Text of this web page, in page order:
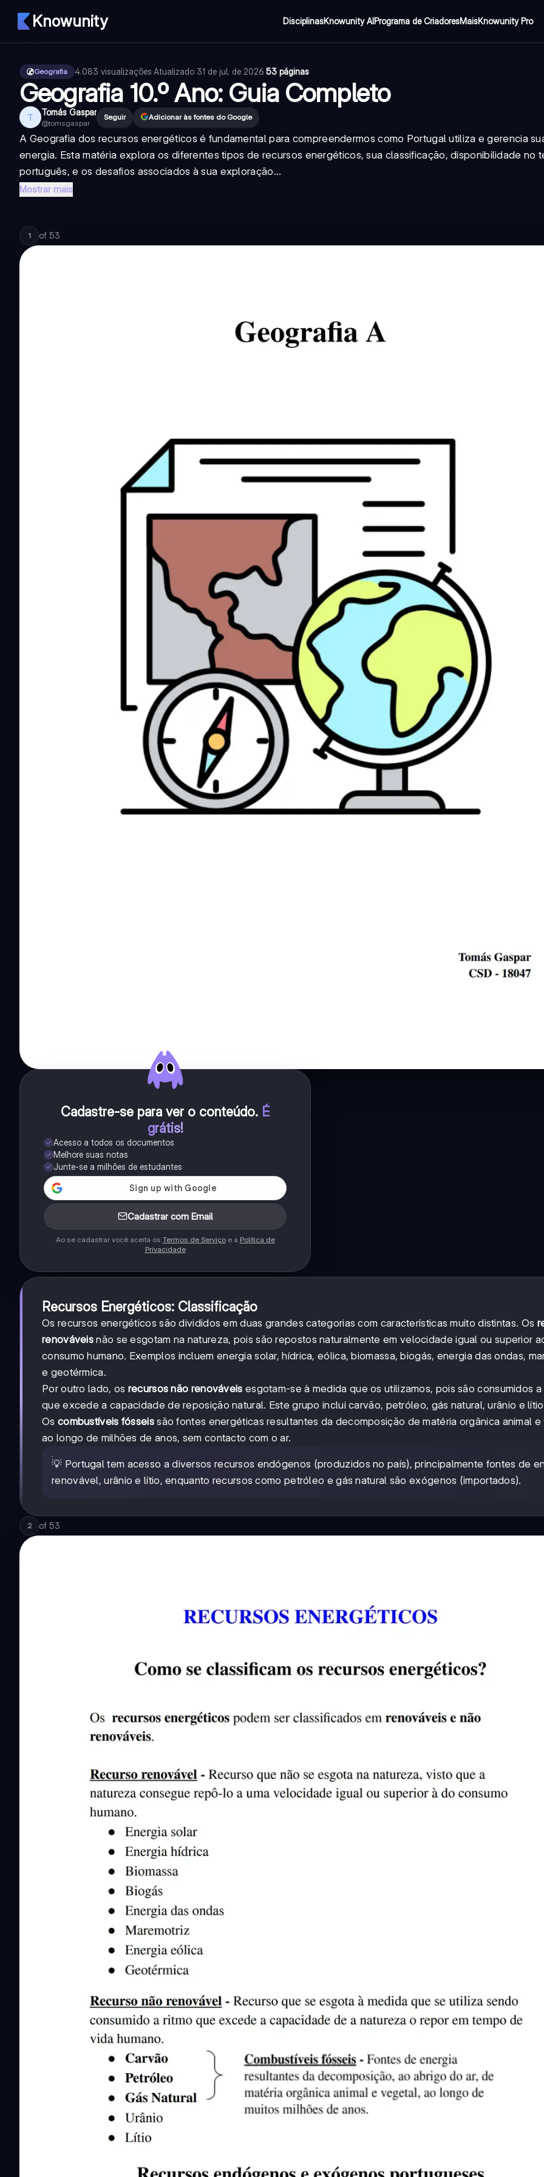
Knowunity DisciplinasKnowunity AIPrograma de CriadoresMaisKnowunity Pro
Geografia 4.083 visualizações·Atualizado 31 de jul. de 2026·53 páginas
Geografia 10.º Ano: Guia Completo
T Tomás Gaspar
@tomsgaspar
Seguir Adicionar às fontes do Google
A Geografia dos recursos energéticos é fundamental para compreendermos como Portugal utiliza e gerencia
energia. Esta matéria explora os diferentes tipos de recursos energéticos, sua classificação, disponibilidade no
português, e os desafios associados à sua exploração...
Mostrar mais
1 of 53
Cadastre-se para ver o conteúdo. É
grátis!
Acesso a todos os documentos
Melhore suas notas
Junte-se a milhões de estudantes
Cadastrar com Email
Ao se cadastrar você aceita os Termos de Serviçoe a Política de
Privacidade
Recursos Energéticos: Classificação
Os recursos energéticos são divididos em duas grandes categorias com características muito distintas. Os
renováveis não se esgotam na natureza, pois são repostos naturalmente em velocidade igual ou superior
consumo humano. Exemplos incluem energia solar, hídrica, eólica, biomassa, biogás, energia das ondas,
e geotérmica.
Por outro lado, os recursos não renováveis esgotam-se à medida que os utilizamos, pois são consumidos a
que excede a capacidade de reposição natural. Este grupo inclui carvão, petróleo, gás natural, urânio e
Os combustíveis fósseissão fontes energéticas resultantes da decomposição de matéria orgânica animal
ao longo de milhões de anos, sem contacto com o ar.
💡 Portugal tem acesso a diversos recursos endógenos (produzidos no país), principalmente fontes de
renovável, urânio e lítio, enquanto recursos como petróleo e gás natural são exógenos (importados).
2 of 53